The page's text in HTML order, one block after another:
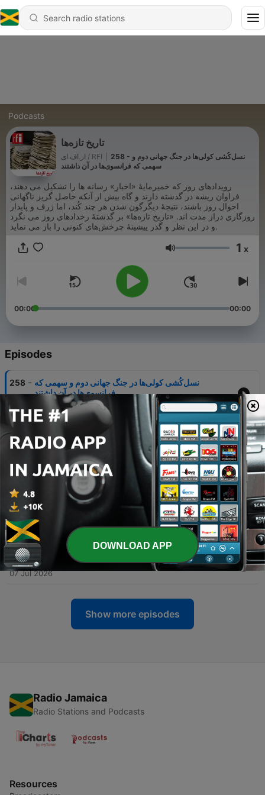
Podcasts
تاریخ تازه‌ها
ار.اف.ای / RFI
258 - نسل‌کُشی کولی‌ها در جنگ جهانی دوم و
سهمی که فرانسوی‌ها در آن داشتند
رویدادهای روز که خمیرمایۀ «اخبارِ» رسانه ها را تشکیل می دهند،
فراوان ریشه در گذشته دارند و گاه بیش از آنکه حاصل گریز ناگهانی
احوال روز باشند، نتیجۀ دیگرگون شدن هر چند کُند، اما ژرف و پایدار
روزگاری دراز مدت اند. «تاریخ تازه‌ها» بر گذشتۀ رخدادهای روز می نگرد
و در این نظر و گذر پیشینۀ چرخش‌ها‌ی کنونی را باز می نماید.
Volume 1 x
00:00 00:00
Episodes
258 - نسل‌کُشی کولی‌ها در جنگ جهانی دوم و سهمی که
فرانسوی‌ها در آن داشتند
04 Aug 2026
257
احتمال مشارکت گروه‌های مسلح کُرد در حملۀ زمینی آمریکا
به ایران
28 Jul 2026
256
وضع کنونی جنگی که قرار بود به عمر جمهوری اسلامی
21 Jul 2026
255 - ریشه‌های فکری لیندسی گراهام، سناتور درگذشتۀ آمریکایی
14 Jul 2026
254 - اُپوزیسیون جمهوری اسلامی در بوتۀ نقد
07 Jul 2026
Show more episodes
Radio Jamaica
Radio Stations and Podcasts
Resources
DOWNLOAD APP